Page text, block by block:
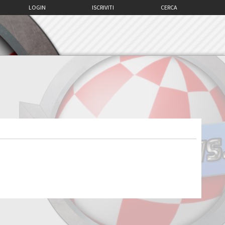
CERCA
ISCRIVITI
LOGIN